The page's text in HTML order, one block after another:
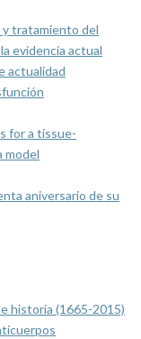
y tratamiento del
evidencia actual
actualidad
for a tissue-
model
aniversario de su
historia (1665-2015)